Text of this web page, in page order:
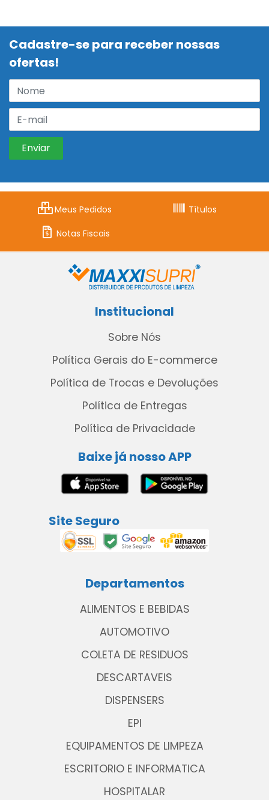
Cadastre-se para receber nossas
ofertas!
Meus Pedidos
Títulos
Notas Fiscais
Institucional
Sobre Nós
Política Gerais do E-commerce
Política de Trocas e Devoluções
Política de Entregas
Política de Privacidade
Baixe já nosso APP
Site Seguro
Departamentos
ALIMENTOS E BEBIDAS
AUTOMOTIVO
COLETA DE RESIDUOS
DESCARTAVEIS
DISPENSERS
EPI
EQUIPAMENTOS DE LIMPEZA
ESCRITORIO E INFORMATICA
HOSPITALAR